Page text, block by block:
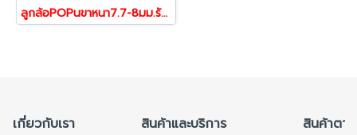
ลูกล้อPOPนขาหนา7.7-8มม.รับน้ำหนัก350-1050กก.ระบบเบรก Total lock Heavy Duty รุ่น Extra ยี่ห้อ PAREO 38257,38264,38271,38288
เกี่ยวกับเรา สินค้าและบริการ สินค้าตา